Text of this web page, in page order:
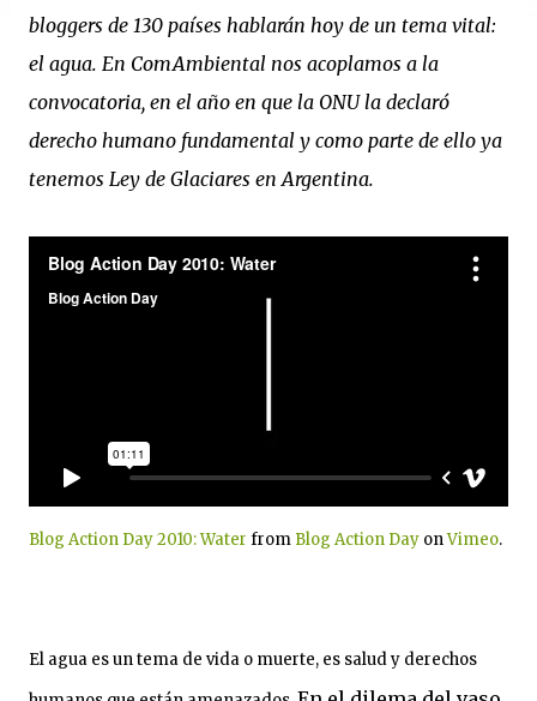
bloggers de 130 países hablarán hoy de un tema vital:
el agua. En ComAmbiental nos acoplamos a la
convocatoria, en el año en que la ONU la declaró
derecho humano fundamental y como parte de ello ya
tenemos Ley de Glaciares en Argentina.
Blog Action Day 2010: Water from Blog Action Day onVimeo.
El agua es un tema de vida o muerte, es salud y derechos